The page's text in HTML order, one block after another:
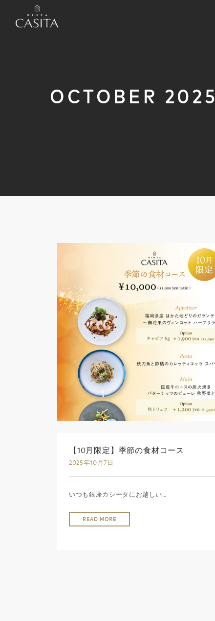
OCTOBER 2025
【10月限定】季節の食材コース
2025年10月7日
いつも銀座カシータにお越しい…
READ MORE